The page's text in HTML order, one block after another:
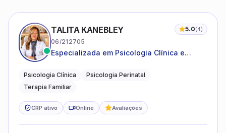
TALITA KANEBLEY 5.0(4)
06/212705
Especializada em Psicologia Clínica e
famílias
Psicologia Clínica
Psicologia Perinatal
Terapia Familiar
CRP ativo Online Avaliações